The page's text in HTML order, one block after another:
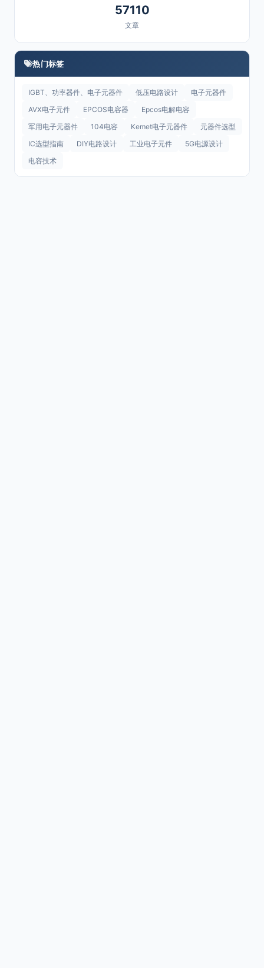
57110
文章
热门标签
IGBT、功率器件、电子元器件 低压电路设计
电子元器件
AVX电子元件
EPCOS电容器
Epcos电解电容
军用电子元器件
104电容 Kemet电子元器件
元器件选型
IC选型指南
DIY电路设计 工业电子元件
5G电源设计
电容技术